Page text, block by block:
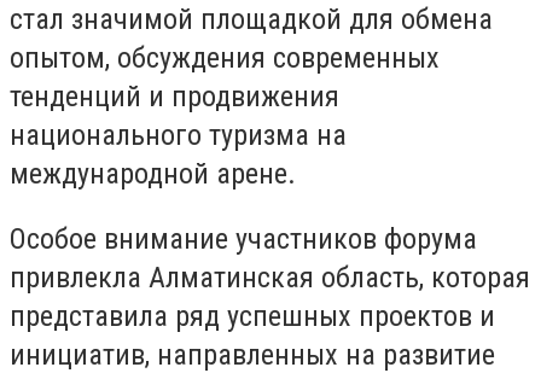
стал значимой площадкой для обмена
опытом, обсуждения современных
тенденций и продвижения
национального туризма на
международной арене.
Особое внимание участников форума
привлекла Алматинская область, которая
представила ряд успешных проектов и
инициатив, направленных на развитие